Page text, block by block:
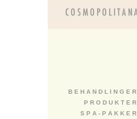
B E H A N D L I N G E R
P R O D U K T E R
S P A - P A K K E R